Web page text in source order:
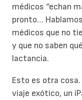
médicos “echan
pronto…
médicos que no
y que no saben
lactancia.
Esto es otra cosa.
viaje exótico, un